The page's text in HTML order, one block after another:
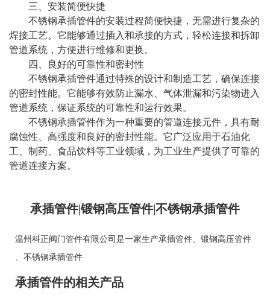
三、安装简便快捷
不锈钢承插管件的安装过程简便快捷，无需进行复杂的
焊接工艺。它能够通过插入和承接的方式，轻松连接和拆卸
管道系统，方便进行维修和更换。
四、良好的可靠性和密封性
不锈钢承插管件通过特殊的设计和制造工艺，确保连接
的密封性能。它能够有效防止漏水、气体泄漏和污染物进入
管道系统，保证系统的可靠性和运行效果。
不锈钢承插管件作为一种重要的管道连接元件，具有耐
腐蚀性、高强度和良好的密封性能。它广泛应用于石油化
工、制药、食品饮料等工业领域，为工业生产提供了可靠的
管道连接方案。
承插管件|锻钢高压管件|不锈钢承插管件
温州科正阀门管件有限公司是一家生产承插管件
锻钢高压管件
不锈钢承插管件
承插管件的相关产品